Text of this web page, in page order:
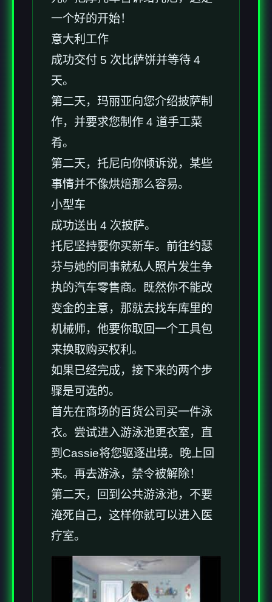
一个好的开始！
意大利工作
成功交付 5 次比萨饼并等待 4
天。
第二天，玛丽亚向您介绍披萨制
作，并要求您制作 4 道手工菜
肴。
第二天，托尼向你倾诉说，某些
事情并不像烘焙那么容易。
小型车
成功送出 4 次披萨。
托尼坚持要你买新车。前往约瑟
芬与她的同事就私人照片发生争
执的汽车零售商。既然你不能改
变金的主意，那就去找车库里的
机械师，他要你取回一个工具包
来换取购买权利。
如果已经完成，接下来的两个步
骤是可选的。
首先在商场的百货公司买一件泳
衣。尝试进入游泳池更衣室，直
到Cassie将您驱逐出境。晚上回
来。再去游泳，禁令被解除！
第二天，回到公共游泳池，不要
淹死自己，这样你就可以进入医
疗室。